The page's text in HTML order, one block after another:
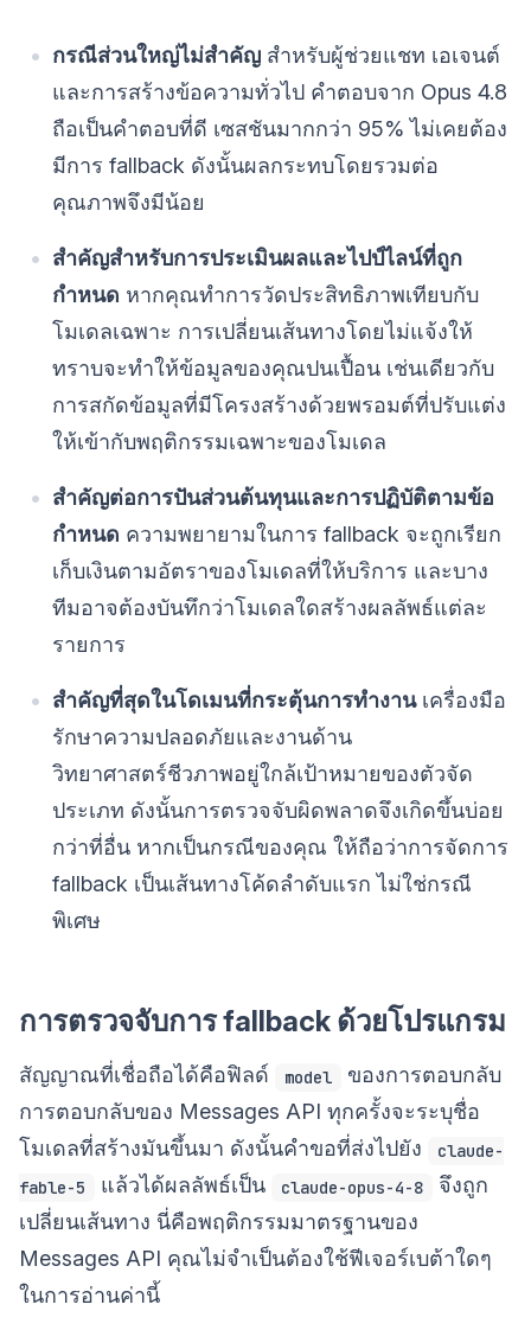
กรณีส่วนใหญ่ไม่สำคัญ สำหรับผู้ช่วยแชท เอเจนต์
และการสร้างข้อความทั่วไป คำตอบจาก Opus 4.8
ถือเป็นคำตอบที่ดี เซสชันมากกว่า 95% ไม่เคยต้อง
มีการ fallback ดังนั้นผลกระทบโดยรวมต่อ
คุณภาพจึงมีน้อย
สำคัญสำหรับการประเมินผลและไปป์ไลน์ที่ถูก
กำหนด หากคุณทำการวัดประสิทธิภาพเทียบกับ
โมเดลเฉพาะ การเปลี่ยนเส้นทางโดยไม่แจ้งให้
ทราบจะทำให้ข้อมูลของคุณปนเปื้อน เช่นเดียวกับ
การสกัดข้อมูลที่มีโครงสร้างด้วยพรอมต์ที่ปรับแต่ง
ให้เข้ากับพฤติกรรมเฉพาะของโมเดล
สำคัญต่อการปันส่วนต้นทุนและการปฏิบัติตามข้อ
กำหนด ความพยายามในการ fallback จะถูกเรียก
เก็บเงินตามอัตราของโมเดลที่ให้บริการ และบาง
ทีมอาจต้องบันทึกว่าโมเดลใดสร้างผลลัพธ์แต่ละ
รายการ
สำคัญที่สุดในโดเมนที่กระตุ้นการทำงานเครื่องมือ
รักษาความปลอดภัยและงานด้าน
วิทยาศาสตร์ชีวภาพอยู่ใกล้เป้าหมายของตัวจัด
ประเภท ดังนั้นการตรวจจับผิดพลาดจึงเกิดขึ้นบ่อย
กว่าที่อื่น หากเป็นกรณีของคุณ ให้ถือว่าการจัดการ
fallback เป็นเส้นทางโค้ดลำดับแรก ไม่ใช่กรณี
พิเศษ
การตรวจจับการ fallback ด้วยโปรแกรม
สัญญาณที่เชื่อถือได้คือฟิลด์ model
ของการตอบกลับ
การตอบกลับของ Messages API ทุกครั้งจะระบุชื่อ
โมเดลที่สร้างมันขึ้นมา ดังนั้นคำขอที่ส่งไปยัง
claude-
fable-5
แล้วได้ผลลัพธ์เป็น claude-opus-4-8
จึงถูก
เปลี่ยนเส้นทาง นี่คือพฤติกรรมมาตรฐานของ
Messages API คุณไม่จำเป็นต้องใช้ฟีเจอร์เบต้าใดๆ
ในการอ่านค่านี้